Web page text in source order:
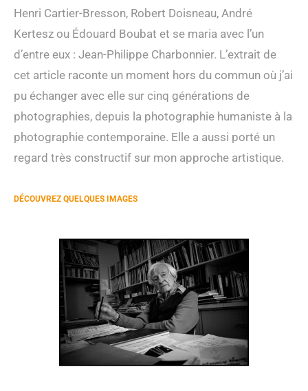
Henri Cartier-Bresson, Robert Doisneau, André
Kertesz ou Édouard Boubat et se maria avec l’un
d’entre eux : Jean-Philippe Charbonnier. L’extrait de
cet article raconte un moment hors du commun où j’ai
pu échanger avec elle sur cinq générations de
photographies, depuis la photographie humaniste à la
photographie contemporaine. Elle a aussi porté un
regard très constructif sur mon approche artistique.
DÉCOUVREZ QUELQUES IMAGES